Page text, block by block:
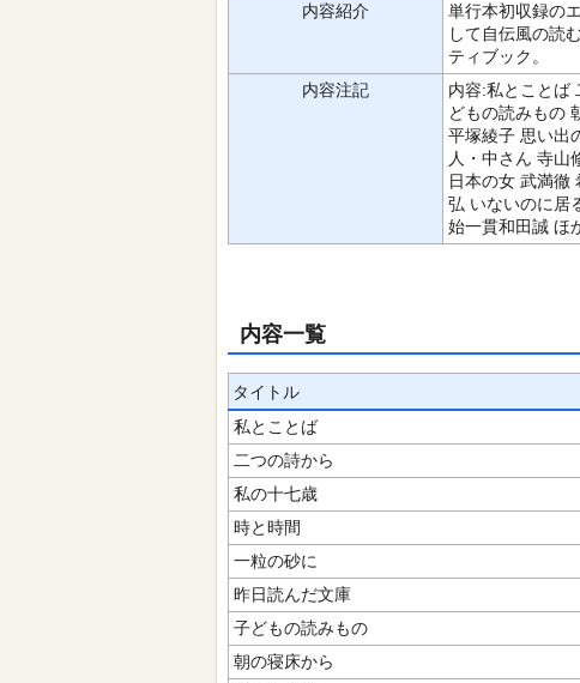
内容紹介
単行本初収録の
して自伝風の読
ティブック。
内容注記
内容:私とことば
どもの読みもの
平塚綾子 思い出
人・中さん 寺山
日本の女 武満徹
弘 いないのに居
始一貫和田誠 ほ
内容一覧
タイトル
私とことば
二つの詩から
私の十七歳
時と時間
一粒の砂に
昨日読んだ文庫
子どもの読みもの
朝の寝床から